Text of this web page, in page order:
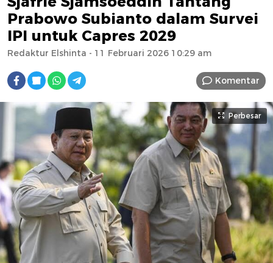
Prabowo Subianto dalam Survei
IPI untuk Capres 2029
Redaktur Elshinta - 11 Februari 2026 10:29 am
Komentar
Perbesar